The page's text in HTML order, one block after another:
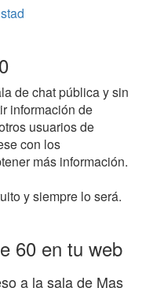
de chat pública y sin
información de
usuarios de
con los
más información.
y siempre lo será.
60 en tu web
a la sala de Mas